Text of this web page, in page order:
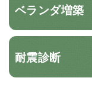
ベランダ増築
耐震診断